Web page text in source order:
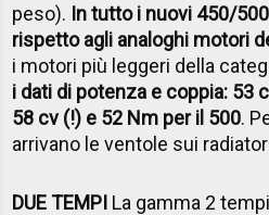
peso). In tutto i nuovi 450/
rispetto agli analoghi motori
i motori più leggeri della
i dati di potenza e coppia: 53
58 cv (!) e 52 Nm per il 500.
arrivano le ventole sui
DUE TEMPI La gamma 2